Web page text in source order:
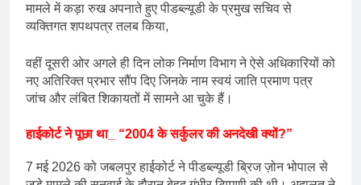
मामले में कड़ा रुख अपनाते हुए पीडब्ल्यूडी के प्रमुख सचिव से
व्यक्तिगत शपथपत्र तलब किया,
वहीं दूसरी ओर अगले ही दिन लोक निर्माण विभाग ने ऐसे अधिकारियों को
नए अतिरिक्त प्रभार सौंप दिए जिनके नाम स्वयं जाति प्रमाण पत्र
जांच और लंबित शिकायतों में सामने आ चुके हैं।
हाईकोर्ट ने पूछा था_ “2004 के सर्कुलर की अनदेखी क्यों?”
7 मई 2026 को जबलपुर हाईकोर्ट ने पीडब्ल्यूडी ब्रिज ज़ोन भोपाल से